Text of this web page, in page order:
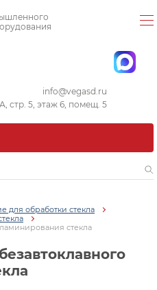
info@vegasd.ru
стр. 5, этаж 6, помещ. 5
для обработки стекла
стекла